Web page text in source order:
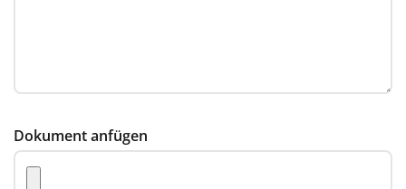
Dokument anfügen